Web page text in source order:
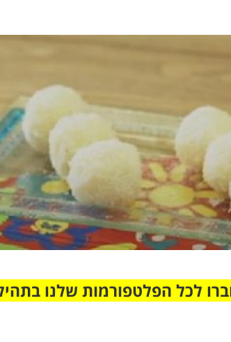
לכל הפלטפורמות שלנו